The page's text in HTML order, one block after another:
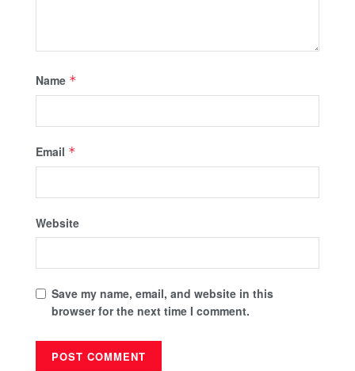
Name *
Email *
Website
Save my name, email, and website in this
browser for the next time I comment.